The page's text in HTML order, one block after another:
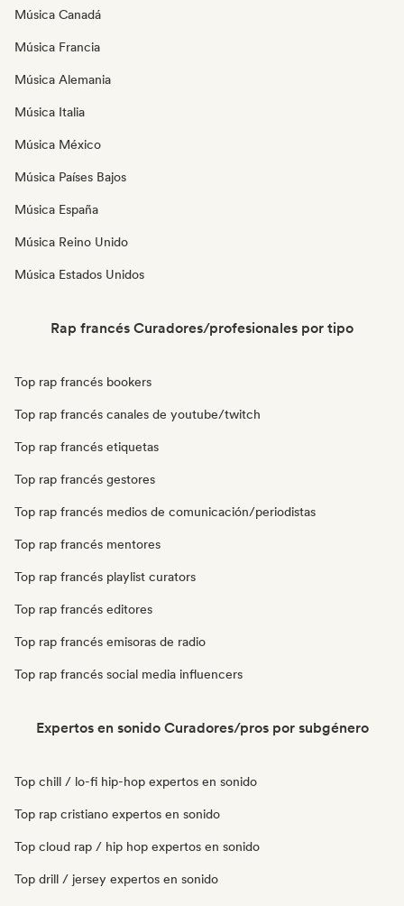
Música Canadá
Música Francia
Música Alemania
Música Italia
Música México
Música Países Bajos
Música España
Música Reino Unido
Música Estados Unidos
Rap francés Curadores/profesionales por tipo
Top rap francés bookers
Top rap francés canales de youtube/twitch
Top rap francés etiquetas
Top rap francés gestores
Top rap francés medios de comunicación/periodistas
Top rap francés mentores
Top rap francés playlist curators
Top rap francés editores
Top rap francés emisoras de radio
Top rap francés social media influencers
Expertos en sonido Curadores/pros por subgénero
Top chill / lo-fi hip-hop expertos en sonido
Top rap cristiano expertos en sonido
Top cloud rap / hip hop expertos en sonido
Top drill / jersey expertos en sonido